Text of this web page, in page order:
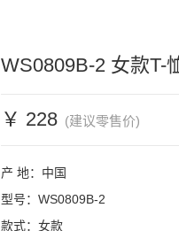
WS0809B-2 女款T-
￥ 228(建议零售价)
产 地：中国
型号：WS0809B-2
款式：女款